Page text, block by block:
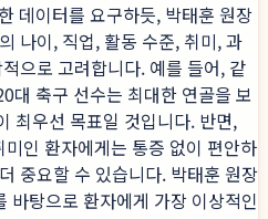
데이터를 요구하듯, 박태훈 원장
나이, 직업, 활동 수준, 취미, 과
으로 고려합니다. 예를 들어, 같
대 축구 선수는 최대한 연골을 보
최우선 목표일 것입니다. 반면,
인 환자에게는 통증 없이 편안하
중요할 수 있습니다. 박태훈 원장
바탕으로 환자에게 가장 이상적인